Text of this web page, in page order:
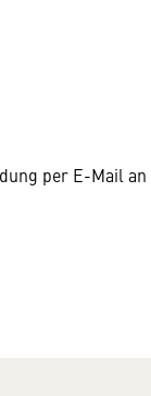
per E-Mail an